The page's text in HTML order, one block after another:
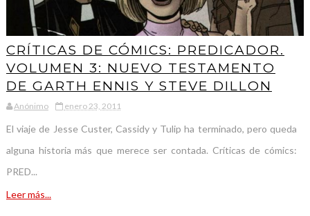
CRÍTICAS DE CÓMICS: PREDICADOR.
VOLUMEN 3: NUEVO TESTAMENTO
DE GARTH ENNIS Y STEVE DILLON
Anónimo enero 23, 2011
El viaje de Jesse Custer, Cassidy y Tulip ha terminado, pero queda
alguna historia más que merece ser contada. Críticas de cómics:
PRED...
Leer más...